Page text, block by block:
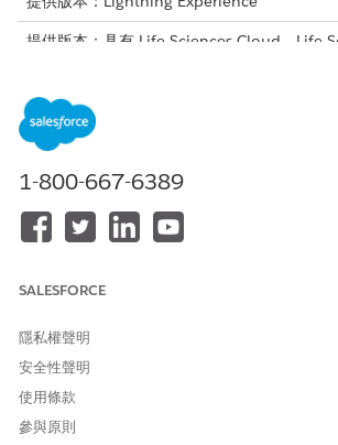
提供版本：具有 Life Sciences Cloud、Life
Edition。
建立自訂設定檔:
備註Life Sciences Cloud 行動應用程式不支
員」設定檔的使用者。請務必使用使用者設定
如「現場銷售代表」或「醫學科學連線」。
1-800-667-6389
SALESFORCE
隱私權聲明
安全性聲明
使用條款
參與原則